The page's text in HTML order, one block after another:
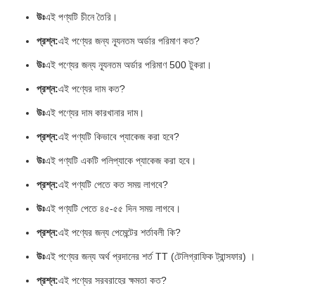
উঃএই পণ্যটি চীনে তৈরি।
প্রশ্ন:এই পণ্যের জন্য ন্যূনতম অর্ডার পরিমাণ কত?
উঃএই পণ্যের জন্য ন্যূনতম অর্ডার পরিমাণ 500 টুকরা।
প্রশ্ন:এই পণ্যের দাম কত?
উঃএই পণ্যের দাম কারখানার দাম।
প্রশ্ন:এই পণ্যটি কিভাবে প্যাকেজ করা হবে?
উঃএই পণ্যটি একটি পলিপ্যাকে প্যাকেজ করা হবে।
প্রশ্ন:এই পণ্যটি পেতে কত সময় লাগবে?
উঃএই পণ্যটি পেতে ৪৫-৫৫ দিন সময় লাগবে।
প্রশ্ন:এই পণ্যের জন্য পেমেন্টের শর্তাবলী কি?
উঃএই পণ্যের জন্য অর্থ প্রদানের শর্ত TT (টেলিগ্রাফিক ট্রান্সফার) ।
প্রশ্ন:এই পণ্যের সরবরাহের ক্ষমতা কত?